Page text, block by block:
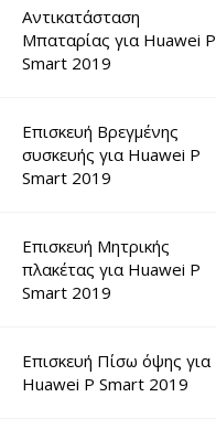
Αντικατάσταση
Μπαταρίας για Huawei P
Smart 2019
Επισκευή Βρεγμένης
συσκευής για Huawei P
Smart 2019
Επισκευή Μητρικής
πλακέτας για Huawei P
Smart 2019
Επισκευή Πίσω όψης για
Huawei P Smart 2019